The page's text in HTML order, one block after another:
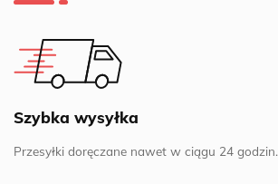
Szybka wysyłka
Przesyłki doręczane nawet w ciągu 24 godzin.